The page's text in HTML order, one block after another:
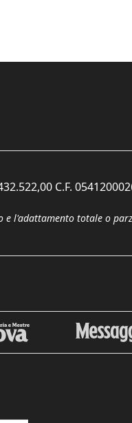
C.F.
e l'adattamento totale o